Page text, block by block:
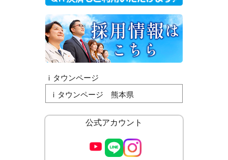
ｉタウンページ
ｉタウンページ 熊本県
公式アカウント